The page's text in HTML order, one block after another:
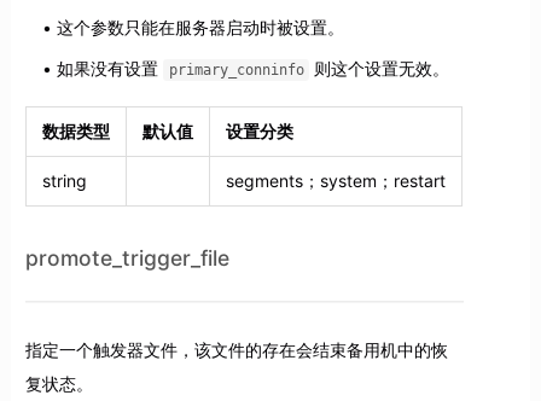
这个参数只能在服务器启动时被设置。
如果没有设置 primary_conninfo 则这个设置无效。
数据类型 默认值 设置分类
string segments；system；restart
promote_trigger_file
指定一个触发器文件，该文件的存在会结束备用机中的恢
复状态。